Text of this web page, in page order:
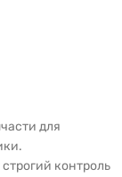
для
контроль